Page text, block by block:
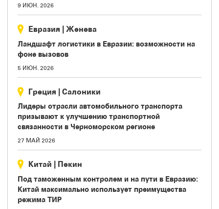
9 ИЮН. 2026
Евразия | Женева
Ландшафт логистики в Евразии: возможности на
фоне вызовов
5 ИЮН. 2026
Греция | Салоники
Лидеры отрасли автомобильного транспорта
призывают к улучшению транспортной
связанности в Черноморском регионе
27 МАЙ 2026
Китай | Пекин
Под таможенным контролем и на пути в Евразию:
Китай максимально использует преимущества
режима ТИР